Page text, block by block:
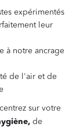
expérimentés
leur
à notre ancrage
de l'air et de
sur votre
de